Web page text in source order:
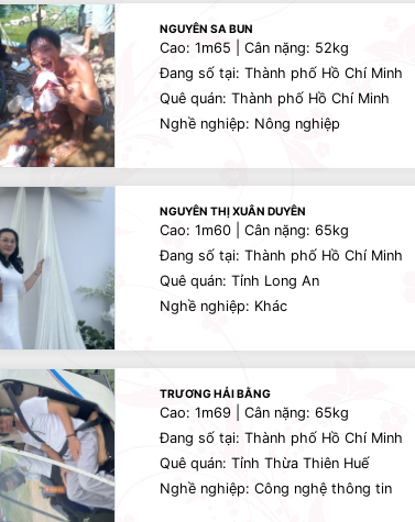
NGUYÊN SA BUN
Cao: 1m65 | Cân nặng: 52kg
Đang số tại: Thành phố Hồ Chí Minh
Quê quán: Thành phố Hồ Chí Minh
Nghề nghiệp: Nông nghiệp
NGUYÊN THỊ XUÂN DUYÊN
Cao: 1m60 | Cân nặng: 65kg
Đang số tại: Thành phố Hồ Chí Minh
Quê quán: Tỉnh Long An
Nghề nghiệp: Khác
TRƯƠNG HẢI BẰNG
Cao: 1m69 | Cân nặng: 65kg
Đang số tại: Thành phố Hồ Chí Minh
Quê quán: Tỉnh Thừa Thiên Huế
Nghề nghiệp: Công nghệ thông tin